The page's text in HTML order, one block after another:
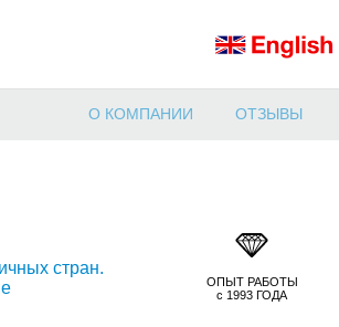
О КОМПАНИИ ОТЗЫВЫ
стран.
ОПЫТ РАБОТЫ
с 1993 ГОДА